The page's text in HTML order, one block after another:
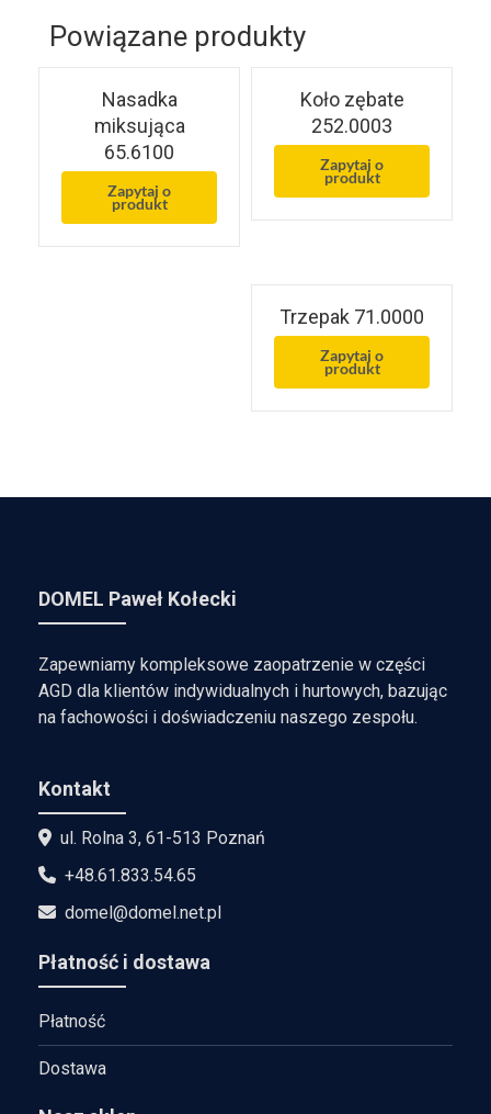
Powiązane produkty
Nasadka
miksująca
65.6100
Zapytaj o
produkt
Koło zębate
252.0003
Zapytaj o
produkt
Trzepak 71.0000
Zapytaj o
produkt
DOMEL Paweł Kołecki
Zapewniamy kompleksowe zaopatrzenie w części
AGD dla klientów indywidualnych i hurtowych, bazując
na fachowości i doświadczeniu naszego zespołu.
Kontakt
ul. Rolna 3, 61-513 Poznań
+48.61.833.54.65
domel@domel.net.pl
Płatność i dostawa
Płatność
Dostawa